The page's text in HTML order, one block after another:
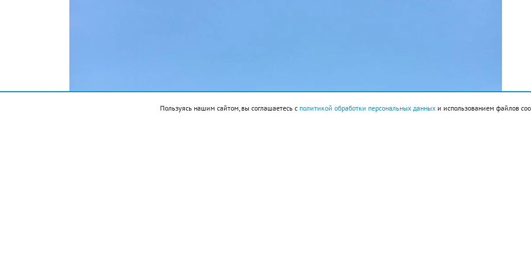
Пользуясь нашим сайтом, вы соглашаетесь с политикой обработки персональных данныхи использованием файлов